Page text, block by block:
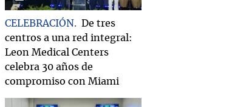
CELEBRACIÓN
De tres
centros a una red integral:
Leon Medical Centers
celebra 30 años de
compromiso con Miami